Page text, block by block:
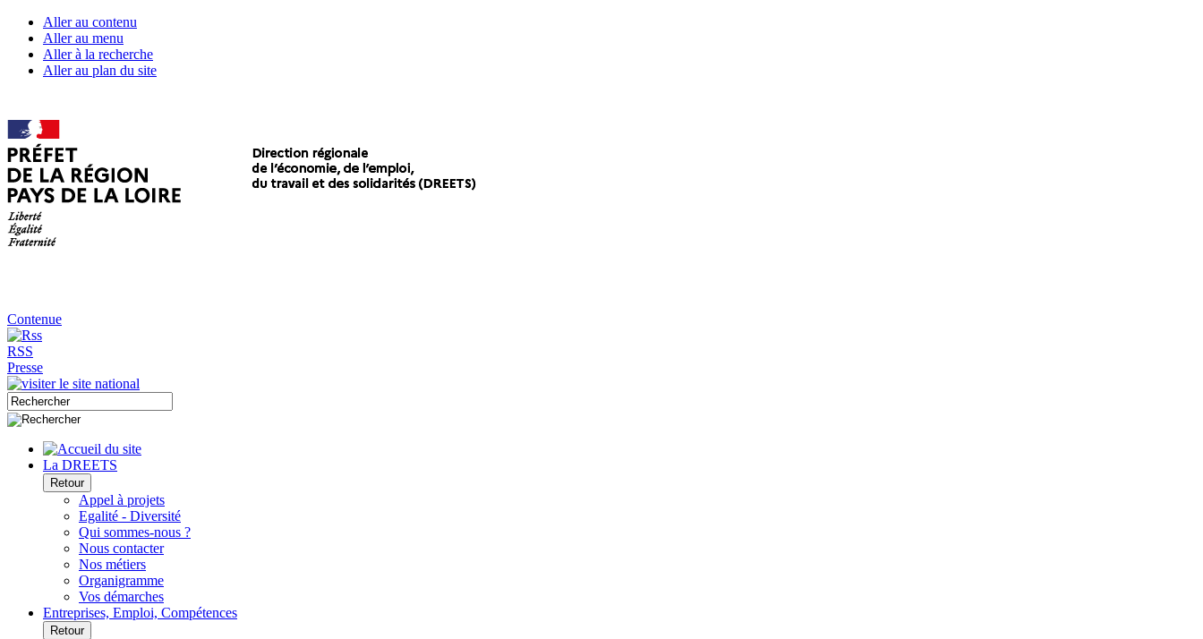
Aller au contenu
Aller au menu
Aller à la recherche
Aller au plan du site
Contenue
RSS
Presse
La DREETS
Retour
Appel à projets
Egalité - Diversité
Qui sommes-nous ?
Nous contacter
Nos métiers
Organigramme
Vos démarches
Entreprises, Emploi, Compétences
Retour